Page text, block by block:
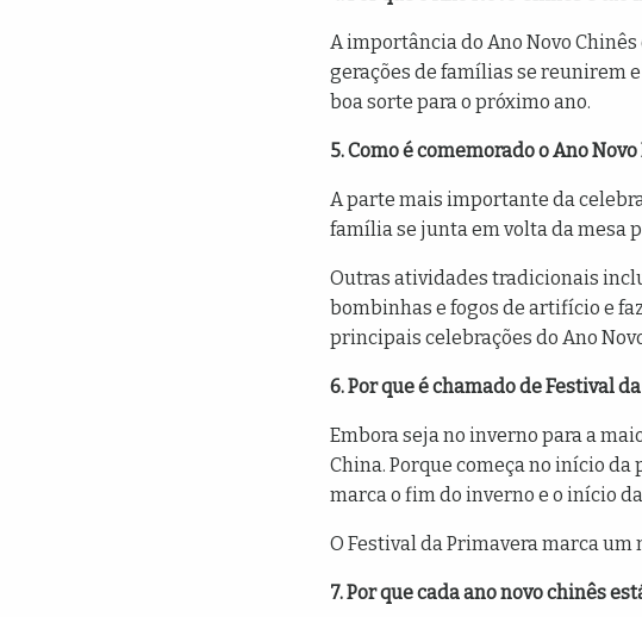
A importância do Ano Novo
gerações de famílias se reunirem
boa sorte para o próximo ano.
5. Como é comemorado o Ano
A parte mais importante da
família se junta em volta da mesa
Outras atividades tradicionais
bombinhas e fogos de artifício e
principais celebrações do Ano
6. Por que é chamado de Festival
Embora seja no inverno para a
China. Porque começa no início
marca o fim do inverno e o início
O Festival da Primavera marca
7. Por que cada ano novo chinês